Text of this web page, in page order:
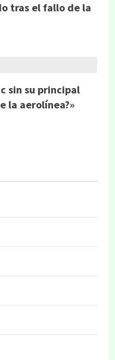
tras el fallo de la
sin su principal
la aerolínea?»